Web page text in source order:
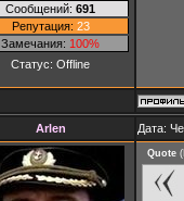
Сообщений: 691
Репутация: 23
Замечания: 100%
Статус: Offline
Arlen Дата:
Quote (